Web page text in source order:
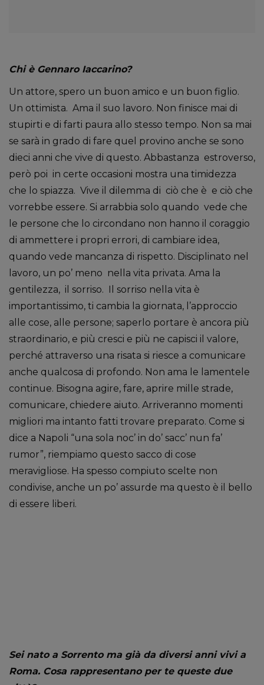
Chi è Gennaro Iaccarino?
Un attore, spero un buon amico e un buon figlio.
Un ottimista. Ama il suo lavoro. Non finisce mai di
stupirti e di farti paura allo stesso tempo. Non sa mai
se sarà in grado di fare quel provino anche se sono
dieci anni che vive di questo. Abbastanza estroverso,
però poi in certe occasioni mostra una timidezza
che lo spiazza. Vive il dilemma di ciò che è e ciò che
vorrebbe essere. Si arrabbia solo quando vede che
le persone che lo circondano non hanno il coraggio
di ammettere i propri errori, di cambiare idea,
quando vede mancanza di rispetto. Disciplinato nel
lavoro, un po’ meno nella vita privata. Ama la
gentilezza, il sorriso. Il sorriso nella vita è
importantissimo, ti cambia la giornata, l’approccio
alle cose, alle persone; saperlo portare è ancora più
straordinario, e più cresci e più ne capisci il valore,
perché attraverso una risata si riesce a comunicare
anche qualcosa di profondo. Non ama le lamentele
continue. Bisogna agire, fare, aprire mille strade,
comunicare, chiedere aiuto. Arriveranno momenti
migliori ma intanto fatti trovare preparato. Come si
dice a Napoli “una sola noc’ in do’ sacc’ nun fa’
rumor”, riempiamo questo sacco di cose
meravigliose. Ha spesso compiuto scelte non
condivise, anche un po’ assurde ma questo è il bello
di essere liberi.
Sei nato a Sorrento ma già da diversi anni vivi a
Roma. Cosa rappresentano per te queste due